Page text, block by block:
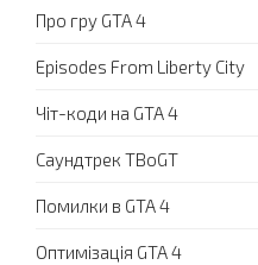
Про гру GTA 4
Episodes From Liberty City
Чіт-коди на GTA 4
Саундтрек TBoGT
Помилки в GTA 4
Оптимізація GTA 4